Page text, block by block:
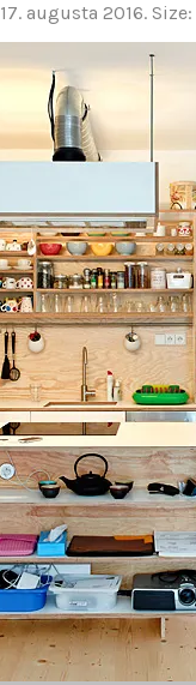
17. augusta 2016. Size: